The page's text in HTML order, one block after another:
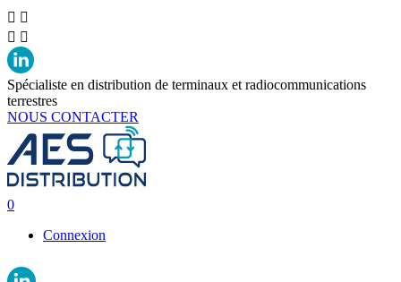
 
 
Spécialiste en distribution de terminaux et radiocommunications
terrestres
NOUS CONTACTER
0
Connexion